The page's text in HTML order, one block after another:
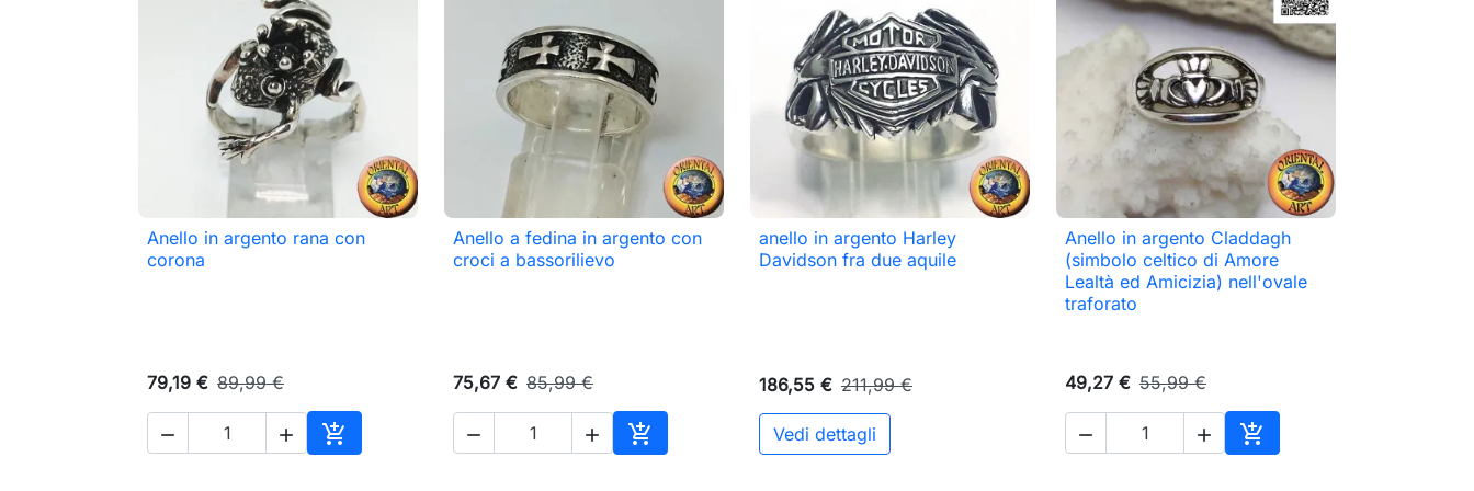
 Anteprima
Anello in argento rana con
corona
79,19 € 89,99 €
  
Aggiungi al carrello
 Anteprima
Anello a fedina in argento con
croci a bassorilievo
75,67 € 85,99 €
  
Aggiungi al carrello
 Anteprima
anello in argento Harley
Davidson fra due aquile
186,55 € 211,99 €
Vedi dettagli
 Anteprima
Anello in argento Claddagh
(simbolo celtico di Amore
Lealtà ed Amicizia) nell'ovale
traforato
49,27 € 55,99 €
  
Aggiungi al carrello